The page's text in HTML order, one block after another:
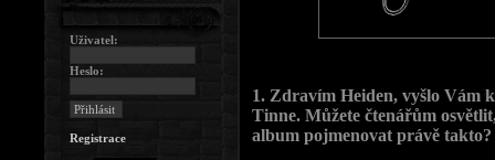
1. Zdravím Heiden, vyšlo Vám
Tinne. Můžete čtenářům
album pojmenovat právě takto?
Uživatel:
Heslo:
Registrace